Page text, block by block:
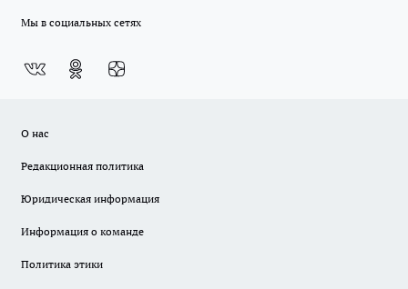
Мы в социальных сетях
О нас
Редакционная политика
Юридическая информация
Информация о команде
Политика этики